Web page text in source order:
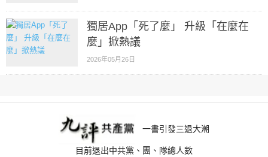
獨居App「死了麼」 升級「在麼在
麼」掀熱議
2026年05月26日
一書引發三退大潮
目前退出中共黨、團、隊總人數